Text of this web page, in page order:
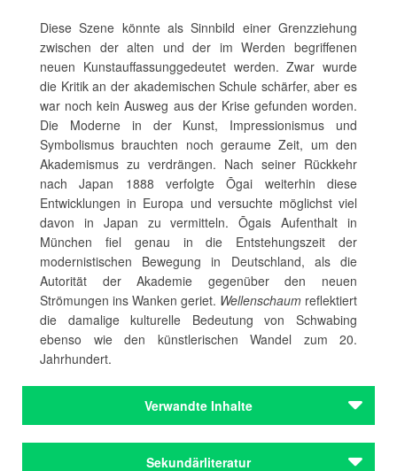
Diese Szene könnte als Sinnbild einer Grenzziehung
zwischen der alten und der im Werden begriffenen
neuen Kunstauffassunggedeutet werden. Zwar wurde
die Kritik an der akademischen Schule schärfer, aber es
war noch kein Ausweg aus der Krise gefunden worden.
Die Moderne in der Kunst, Impressionismus und
Symbolismus brauchten noch geraume Zeit, um den
Akademismus zu verdrängen. Nach seiner Rückkehr
nach Japan 1888 verfolgte Ōgai weiterhin diese
Entwicklungen in Europa und versuchte möglichst viel
davon in Japan zu vermitteln. Ōgais Aufenthalt in
München fiel genau in die Entstehungszeit der
modernistischen Bewegung in Deutschland, als die
Autorität der Akademie gegenüber den neuen
Strömungen ins Wanken geriet. Wellenschaum reflektiert
die damalige kulturelle Bedeutung von Schwabing
ebenso wie den künstlerischen Wandel zum 20.
Jahrhundert.
Verwandte Inhalte
Sekundärliteratur